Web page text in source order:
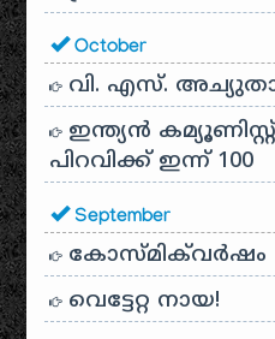
October
വി. എസ്.
ഇന്ത്യൻ
പിറവിക്ക് ഇന്ന് 100
September
കോസ്മിക്‌വർഷം
വെട്ടേറ്റ നായ!